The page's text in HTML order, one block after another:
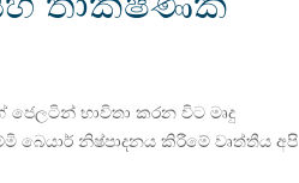
භාවිතා කරන විට මෘදු
බෙයාර් නිෂ්පාදනය කිරීමේ වෘත්තීය අපි